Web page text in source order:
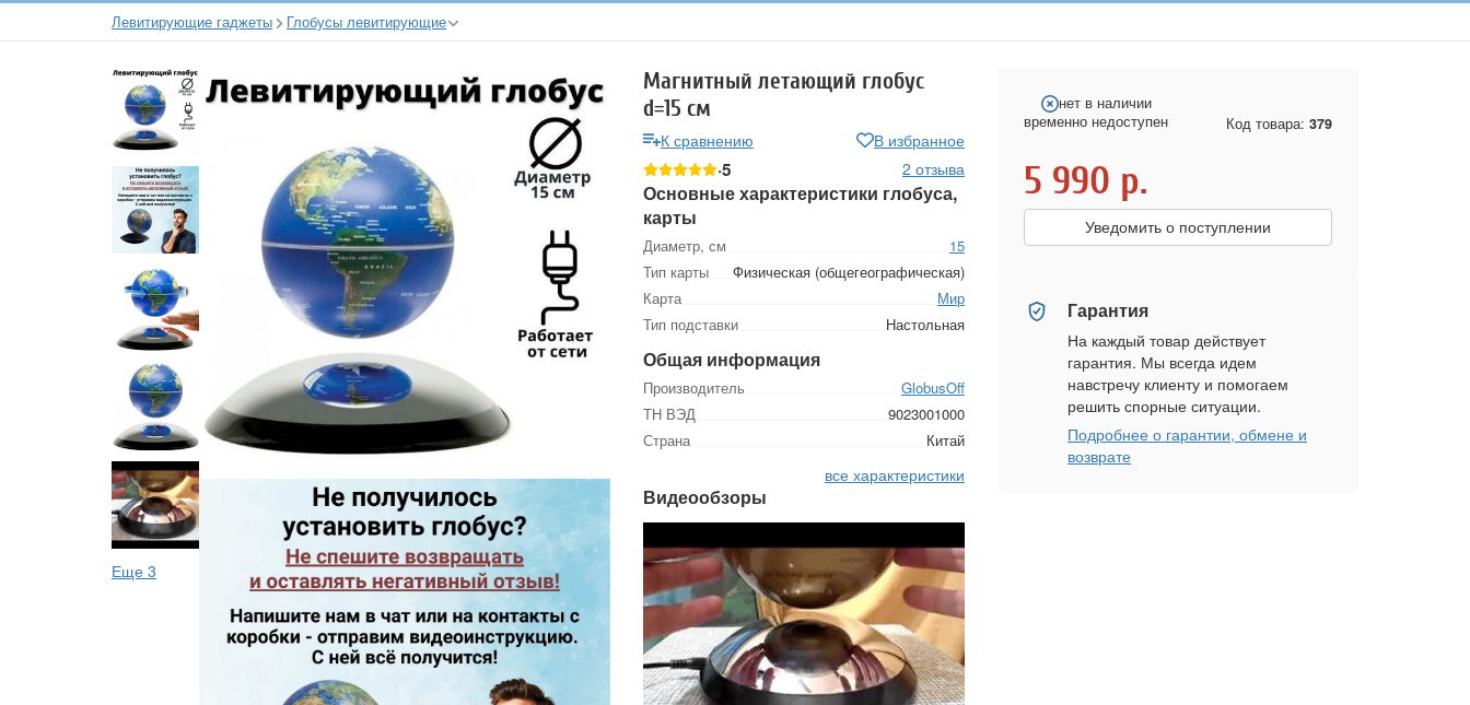
Левитирующие гаджеты Глобусы левитирующие
Еще 3
Магнитный летающий глобус
d=15 см
К сравнению В избранное
5 2 отзыва
Основные характеристики глобуса,
карты
Диаметр, см
15
Тип карты
Физическая (общегеографическая)
Карта
Мир
Тип подставки
Настольная
Общая информация
Производитель
GlobusOff
ТН ВЭД
9023001000
Страна
Китай
все характеристики
Видеообзоры
нет в наличии
временно недоступен
Код товара: 379
5 990 р.
Уведомить о поступлении
Гарантия
На каждый товар действует
гарантия. Мы всегда идем
навстречу клиенту и помогаем
решить спорные ситуации.
Подробнее о гарантии, обмене и
возврате